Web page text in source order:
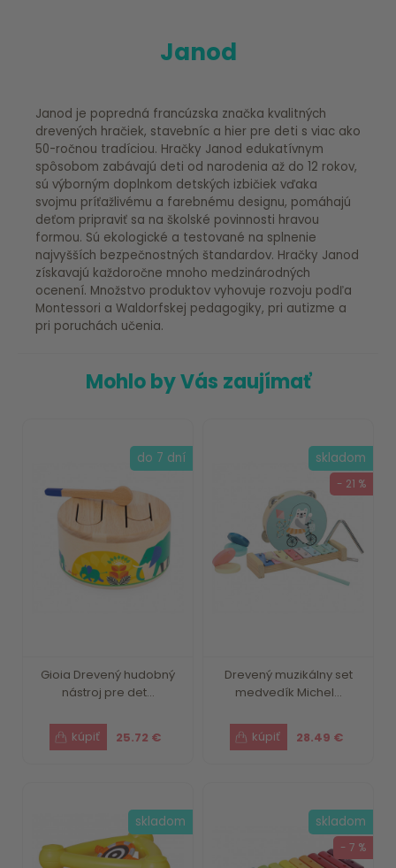
Janod
Janod je popredná francúzska značka kvalitných
drevených hračiek, stavebníc a hier pre deti s viac ako
50-ročnou tradíciou. Hračky Janod edukatívnym
spôsobom zabávajú deti od narodenia až do 12 rokov,
sú výborným doplnkom detských izbičiek vďaka
svojmu príťažlivému a farebnému designu, pomáhajú
deťom pripraviť sa na školské povinnosti hravou
formou. Sú ekologické a testované na splnenie
najvyšších bezpečnostných štandardov. Hračky Janod
získavajú každoročne mnoho medzinárodných
ocenení. Množstvo produktov vyhovuje rozvoju podľa
Montessori a Waldorfskej pedagogiky, pri autizme a
pri poruchách učenia.
Mohlo by Vás zaujímať
Gioia Drevený hudobný
nástroj pre det...
25.72 €
do 7 dní
Drevený muzikálny set
medvedík Michel...
28.49 €
skladom
- 21 %
skladom skladom
- 7 %